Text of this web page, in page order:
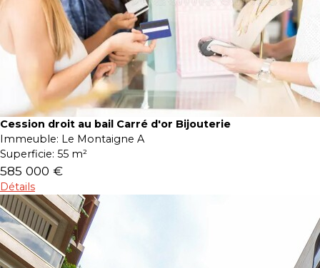
Cession droit au bail Carré d'or Bijouterie
Immeuble: Le Montaigne A
Superficie: 55 m²
585 000 €
Détails